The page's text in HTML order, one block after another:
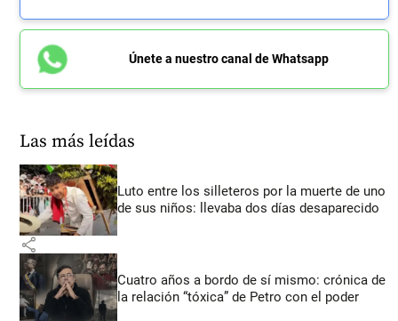
Únete a nuestro canal de Whatsapp
Las más leídas
Luto entre los silleteros por la muerte de uno
de sus niños: llevaba dos días desaparecido
share
Cuatro años a bordo de sí mismo: crónica de
la relación “tóxica” de Petro con el poder